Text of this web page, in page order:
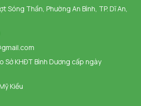
Sóng Thần, Phường An Bình, TP. Dĩ An,
Sở KHĐT Bình Dương cấp ngày
Kiều